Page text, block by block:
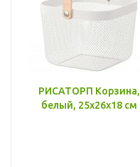
РИСАТОРП Корзина,
белый, 25x26x18 см